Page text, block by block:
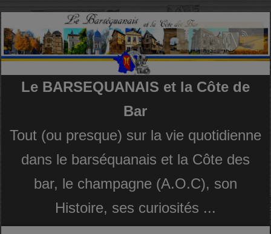
Le BARSEQUANAIS et la Côte de
Bar
Tout (ou presque) sur la vie quotidienne
dans le barséquanais et la Côte des
bar, le champagne (A.O.C), son
Histoire, ses curiosités ...